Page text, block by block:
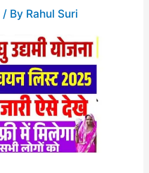
/ By Rahul Suri